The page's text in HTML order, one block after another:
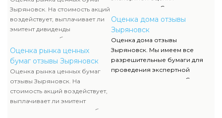
составляющей рыночной
стоимости и используется
оценщиком наряду с оценкой
имущества компании-эмитента,
чтоб узнать настоящую
стоимость ценных бумаг.
Зыряновск. На стоимость акций
воздействует, выплачивает ли
эмитент дивиденды
акционерам либо проценты по
облигациям, какой размер
данных выплат. Определение
прибыльности акций считается
составляющей рыночной
стоимости и используется
оценщиком наряду с оценкой
имущества компании-эмитента,
Оценка рынка ценных
бумаг отзывы Зыряновск
Оценка рынка ценных бумаг
отзывы Зыряновск. На
стоимость акций воздействует,
выплачивает ли эмитент
дивиденды акционерам либо
недвижимости. Список данных
документов, их отображение и
сканы можно отыскать в
разделе нашего сайта.
Оценка дома отзывы
Зыряновск
Оценка дома отзывы
Зыряновск. Мы имеем все
разрешительные бумаги для
проведения экспертной
оценки недвижимости. Список